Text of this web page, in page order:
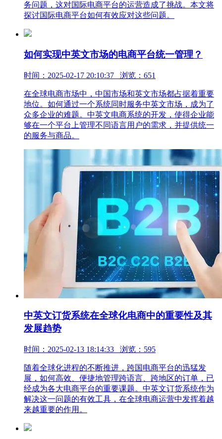
务问题，这对国际电商平台的运营造成了挑战。本文将
探讨国际电商平台如何有效应对这些问题。
如何实现中英文市场的电商平台统一管理？
时间：2025-02-17 20:10:37 浏览：651
在全球电商市场中，中国市场和英文市场都占据着重要
地位。如何通过一个系统同时服务中英文市场，成为了
众多企业的难题。中英文电商系统的开发，使得企业能
够在一个平台上管理不同语言用户的需求，并提供统一
的服务与商品。
中英文订货系统在全球化电商中的重要性及其
发展趋势
时间：2025-02-13 18:14:33 浏览：595
随着全球化进程的不断推进，跨国电商平台的迅猛发
展，如何高效、便捷地管理跨语言、跨地区的订单，已
经成为各大电商平台的重要课题。中英文订货系统作为
解决这一问题的有效工具，在全球电商运营中发挥着越
来越重要的作用。